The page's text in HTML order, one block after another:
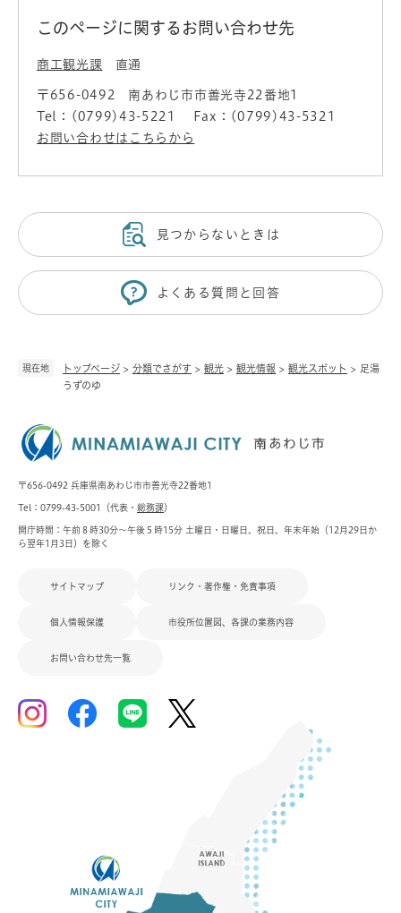
現在地 トップページ > 分類でさがす > 観光 > 観光情報 > 観光スポット >
足湯
うずのゆ
このページに関するお問い合わせ先
商工観光課 直通
〒656-0492
南あわじ市市善光寺22番地1
Tel：(0799)43-5221
Fax：(0799)43-5321
お問い合わせはこちらから
見つからないときは
よくある質問と回答
〒656-0492 兵庫県南あわじ市市善光寺22番地1
Tel：0799-43-5001（代表・ 総務課）
開庁時間：午前８時30分～午後５時15分 土曜日・日曜日、祝日、年末年始（12月29日か
ら翌年1月3日）を除く
サイトマップ リンク・著作権・免責事項
個人情報保護 市役所位置図、各課の業務内容
お問い合わせ先一覧